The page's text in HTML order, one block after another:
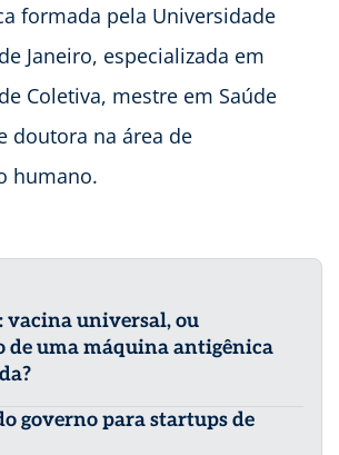
formada pela Universidade
Janeiro, especializada em
Coletiva, mestre em Saúde
doutora na área de
humano.
vacina universal, ou
de uma máquina antigênica
governo para startups de